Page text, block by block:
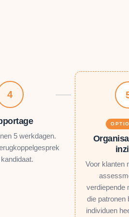
4
5 werkdagen.
Voor klanten
verdiepende
die patronen
individuen